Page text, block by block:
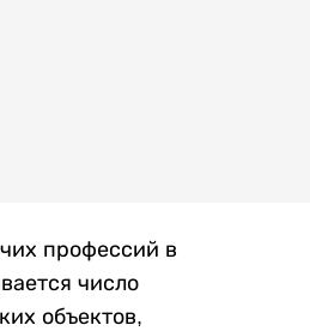
профессий в
число
объектов,